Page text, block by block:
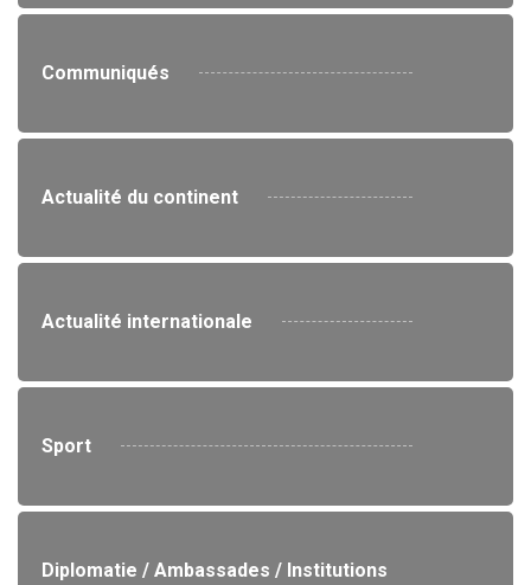
Communiqués
Actualité du continent
Actualité internationale
Sport
Diplomatie / Ambassades / Institutions